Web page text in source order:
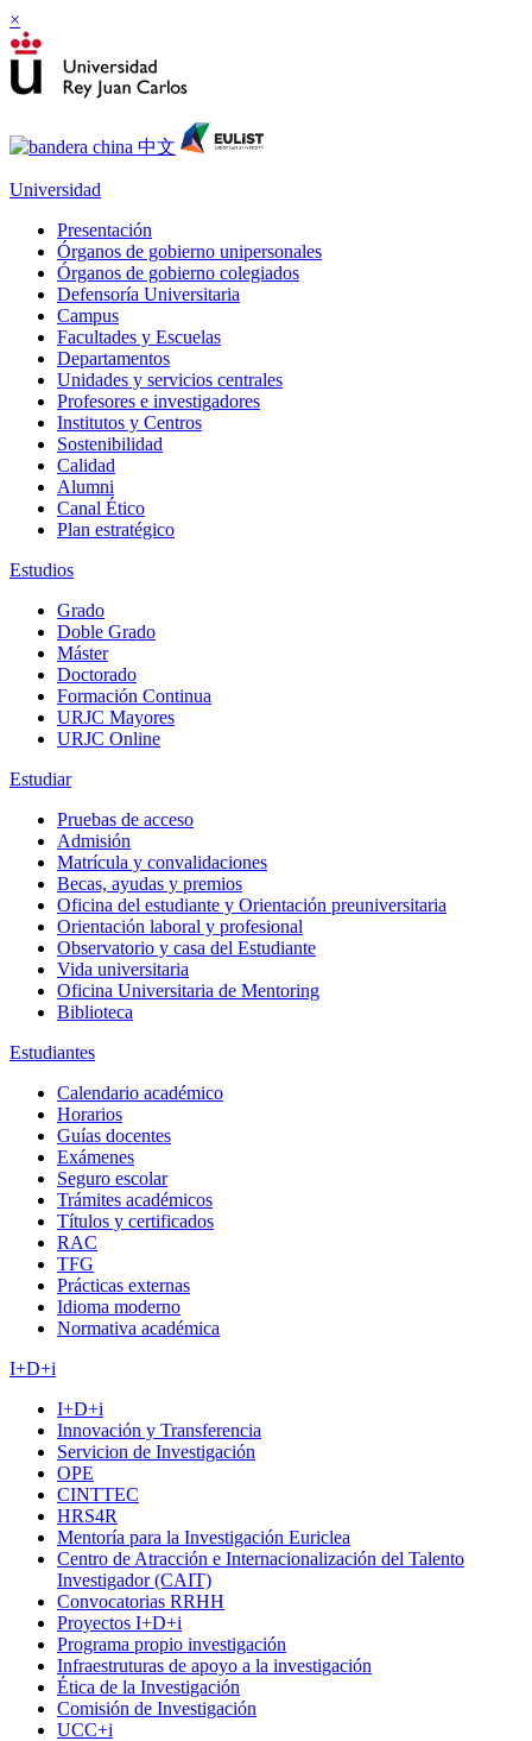
×
Universidad
Presentación
Órganos de gobierno unipersonales
Órganos de gobierno colegiados
Defensoría Universitaria
Campus
Facultades y Escuelas
Departamentos
Unidades y servicios centrales
Profesores e investigadores
Institutos y Centros
Sostenibilidad
Calidad
Alumni
Canal Ético
Plan estratégico
Estudios
Grado
Doble Grado
Máster
Doctorado
Formación Continua
URJC Mayores
URJC Online
Estudiar
Pruebas de acceso
Admisión
Matrícula y convalidaciones
Becas, ayudas y premios
Oficina del estudiante y Orientación preuniversitaria
Orientación laboral y profesional
Observatorio y casa del Estudiante
Vida universitaria
Oficina Universitaria de Mentoring
Biblioteca
Estudiantes
Calendario académico
Horarios
Guías docentes
Exámenes
Seguro escolar
Trámites académicos
Títulos y certificados
RAC
TFG
Prácticas externas
Idioma moderno
Normativa académica
I+D+i
I+D+i
Innovación y Transferencia
Servicion de Investigación
OPE
CINTTEC
HRS4R
Mentoría para la Investigación Euriclea
Centro de Atracción e Internacionalización del Talento
Investigador (CAIT)
Convocatorias RRHH
Proyectos I+D+i
Programa propio investigación
Infraestruturas de apoyo a la investigación
Ética de la Investigación
Comisión de Investigación
UCC+i